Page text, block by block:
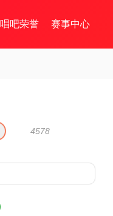
唱吧荣誉 赛事中心
4578